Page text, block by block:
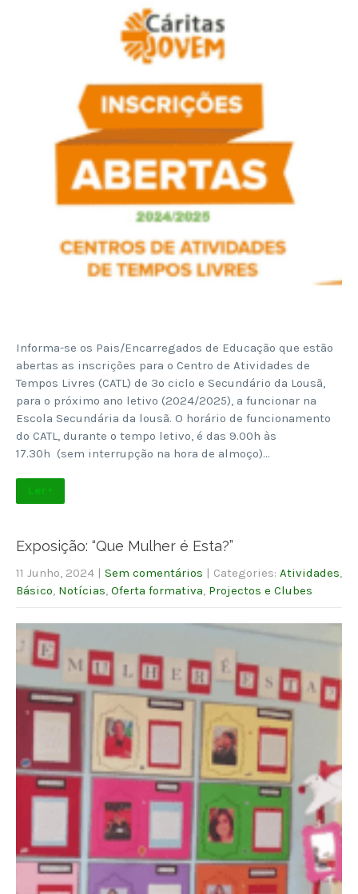
Informa-se os Pais/Encarregados de Educação que estão
abertas as inscrições para o Centro de Atividades de
Tempos Livres (CATL) de 3º ciclo e Secundário da Lousã,
para o próximo ano letivo (2024/2025), a funcionar na
Escola Secundária da lousã. O horário de funcionamento
do CATL, durante o tempo letivo, é das 9.00h às
17.30h (sem interrupção na hora de almoço)…
Ler +
Exposição: “Que Mulher é Esta?”
11 Junho, 2024 | Sem comentários | Categories: Atividades
Básico Notícias Oferta formativa Projectos e Clubes